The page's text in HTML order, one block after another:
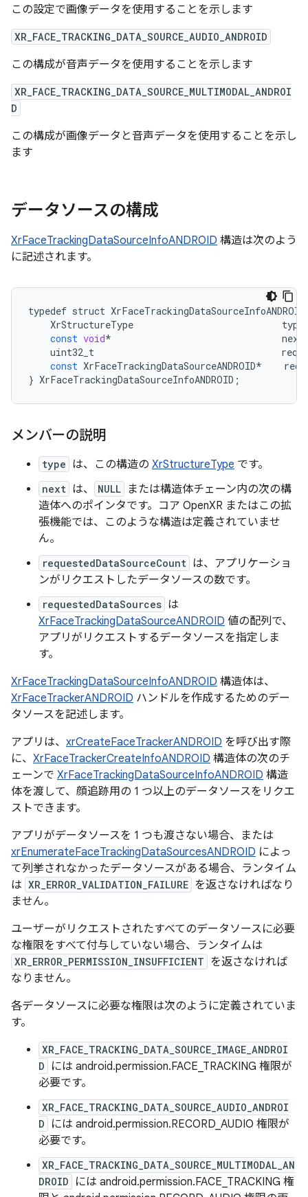
この設定で画像データを使用することを示します
XR_FACE_TRACKING_DATA_SOURCE_AUDIO_ANDROID
この構成が音声データを使用することを示します
XR_FACE_TRACKING_DATA_SOURCE_MULTIMODAL_ANDROI
D
この構成が画像データと音声データを使用することを示し
ます
データソースの構成
XrFaceTrackingDataSourceInfoANDROID 構造は次のよう
に記述されます。
typedef struct XrFaceTrackingDataSourceInfoANDROID
XrStructureType
type
const void* next
uint32_t
const XrFaceTrackingDataSourceANDROID*
} XrFaceTrackingDataSourceInfoANDROID ;
メンバーの説明
type は、この構造の XrStructureType です。
next は、 NULL
または構造体チェーン内の次の構
造体へのポインタです。コア OpenXR またはこの拡
張機能では、このような構造は定義されていませ
ん。
requestedDataSourceCount は、アプリケーショ
ンがリクエストしたデータソースの数です。
requestedDataSources は
XrFaceTrackingDataSourceANDROID 値の配列で、
アプリがリクエストするデータソースを指定しま
す。
XrFaceTrackingDataSourceInfoANDROID 構造体は、
XrFaceTrackerANDROID ハンドルを作成するためのデー
タソースを記述します。
アプリは、 xrCreateFaceTrackerANDROID を呼び出す際
に、 XrFaceTrackerCreateInfoANDROID 構造体の次のチ
ェーンで XrFaceTrackingDataSourceInfoANDROID 構造
体を渡して、顔追跡用の 1 つ以上のデータソースをリクエ
ストできます。
アプリがデータソースを 1 つも渡さない場合、または
xrEnumerateFaceTrackingDataSourcesANDROID によっ
て列挙されなかったデータソースがある場合、ランタイム
は XR_ERROR_VALIDATION_FAILURE を返さなければなり
ません。
ユーザーがリクエストされたすべてのデータソースに必要
な権限をすべて付与していない場合、ランタイムは
XR_ERROR_PERMISSION_INSUFFICIENT を返さなければ
なりません。
各データソースに必要な権限は次のように定義されていま
す。
XR_FACE_TRACKING_DATA_SOURCE_IMAGE_ANDROI
D
には android.permission.FACE_TRACKING 権限が
必要です。
XR_FACE_TRACKING_DATA_SOURCE_AUDIO_ANDROI
D
には android.permission.RECORD_AUDIO 権限が
必要です。
XR_FACE_TRACKING_DATA_SOURCE_MULTIMODAL_AN
DROID
には android.permission.FACE_TRACKING 権